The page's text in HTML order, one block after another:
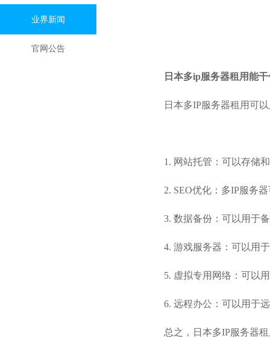
业界新闻
官网公告
日本多ip服务器租用能干
日本多IP服务器租用可
1. 网站托管：可以存储
2. SEO优化： 多IP服务器
3. 数据备份：可以用于
4. 游戏服务器：可以用
5. 虚拟专用网络：可以
6. 远程办公：可以用于
总之，日本多IP服务器